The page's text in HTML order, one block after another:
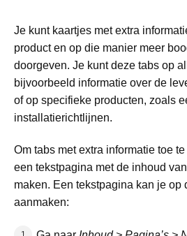
Je kunt kaartjes met extra
product en op die manier meer
doorgeven. Je kunt deze tabs op
bijvoorbeeld informatie over de
of op specifieke producten, zoals
installatierichtlijnen.
Om tabs met extra informatie toe
een tekstpagina met de inhoud
maken. Een tekstpagina kan je op
aanmaken: